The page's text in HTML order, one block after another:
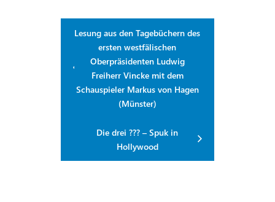
Lesung aus den Tagebüchern des
ersten westfälischen
Oberpräsidenten Ludwig
Freiherr Vincke mit dem
Schauspieler Markus von Hagen
(Münster)
Die drei ??? – Spuk in
Hollywood